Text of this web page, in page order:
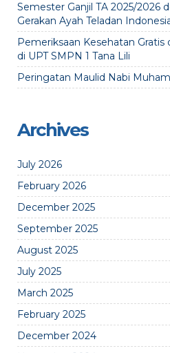
Semester Ganjil TA 2025/2026
Gerakan Ayah Teladan
Pemeriksaan Kesehatan Gratis
di UPT SMPN 1 Tana Lili
Peringatan Maulid Nabi
Archives
July 2026
February 2026
December 2025
September 2025
August 2025
July 2025
March 2025
February 2025
December 2024